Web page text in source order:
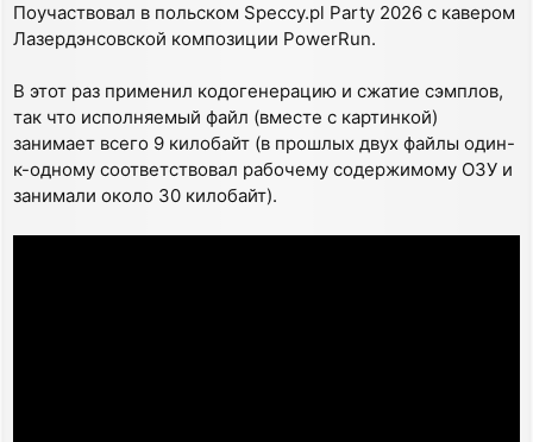
s
t
Поучаствовал в польском Speccy.pl Party 2026 с кавером
Лазердэнсовской композиции PowerRun.
В этот раз применил кодогенерацию и сжатие сэмплов,
так что исполняемый файл (вместе с картинкой)
занимает всего 9 килобайт (в прошлых двух файлы один-
к-одному соответствовал рабочему содержимому ОЗУ и
занимали около 30 килобайт).